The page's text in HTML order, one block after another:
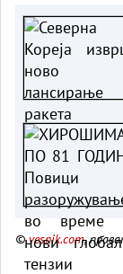
©vesnik.com,